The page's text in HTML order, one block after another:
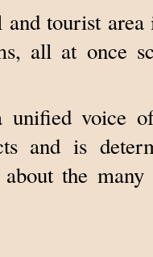
tourist
all at once
unified voice
and is
the